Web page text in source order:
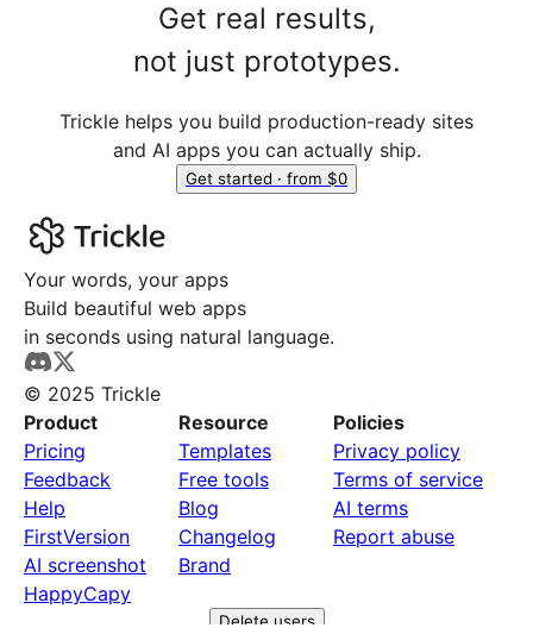
Get real results,
not just prototypes.
Trickle helps you build production-ready sites
and AI apps you can actually ship.
Get started · from $0
Your words, your apps
Build beautiful web apps
in seconds using natural language.
© 2025 Trickle
Product
Pricing
Feedback
Help
FirstVersion
AI screenshot
HappyCapy
Resource
Templates
Free tools
Blog
Changelog
Brand
Policies
Privacy policy
Terms of service
AI terms
Report abuse
Delete users